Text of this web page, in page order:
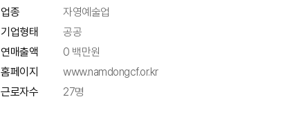
업종
자영예술업
기업형태
공공
연매출액
0 백만원
홈페이지
www.namdongcf.or.kr
근로자수
27명